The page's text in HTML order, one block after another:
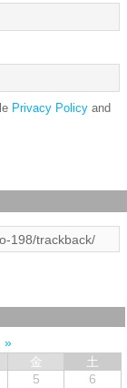
Privacy Policy and
金
土
5
6